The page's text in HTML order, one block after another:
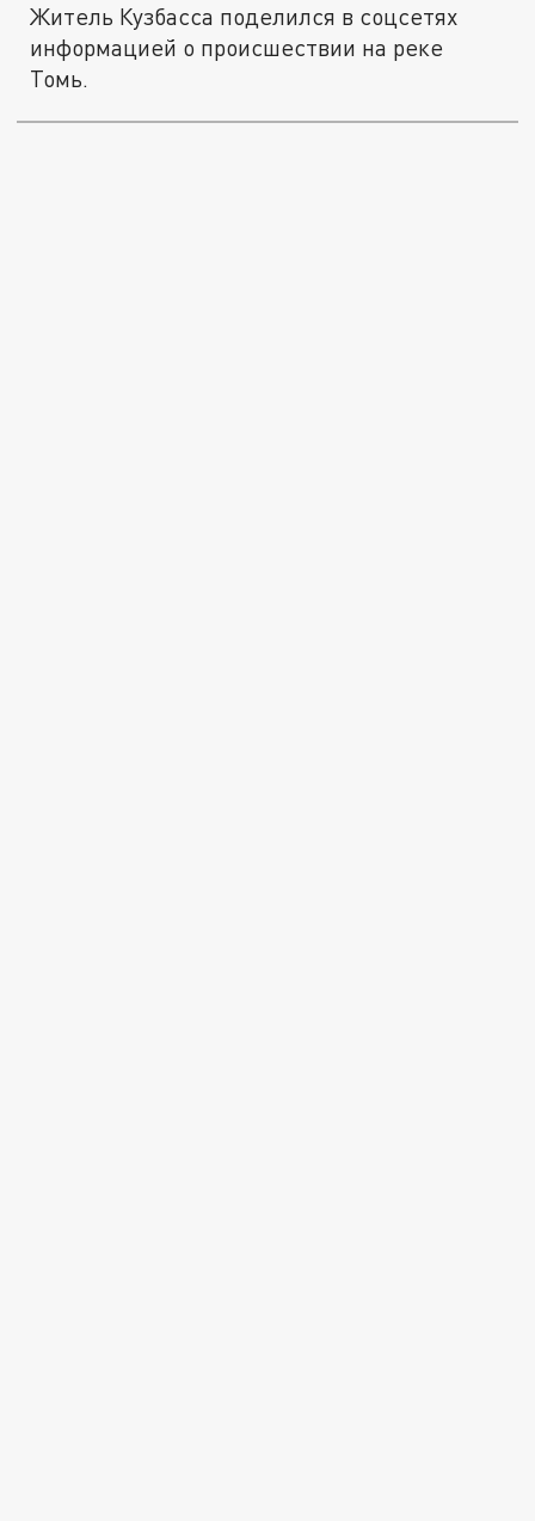
Житель Кузбасса поделился в соцсетях
информацией о происшествии на реке
Томь.